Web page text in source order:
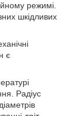
режимі.
шкідливих
є
Радіус